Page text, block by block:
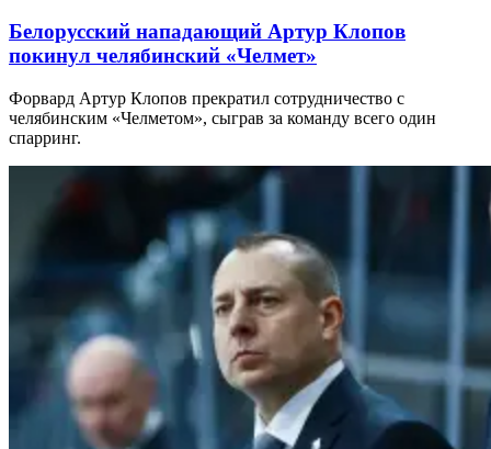
Белорусский нападающий Артур Клопов
покинул челябинский «Челмет»
Форвард Артур Клопов прекратил сотрудничество с
челябинским «Челметом», сыграв за команду всего один
спарринг.